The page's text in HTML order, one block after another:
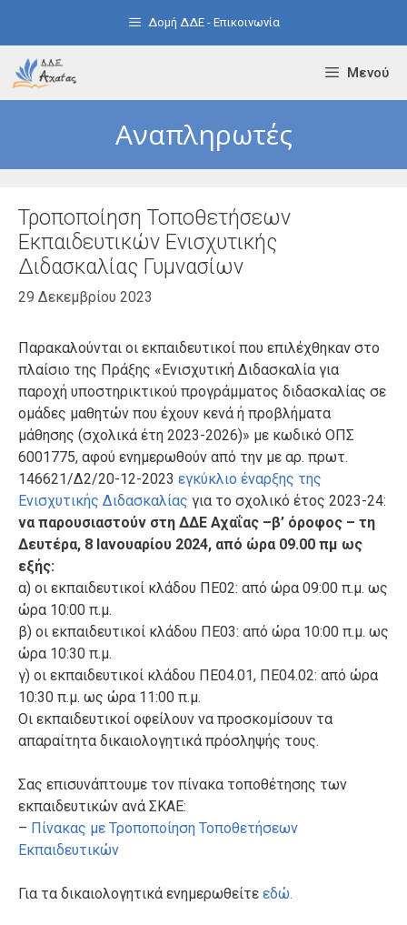
Δομή ΔΔΕ - Επικοινωνία
Μενού
Αναπληρωτές
Τροποποίηση Τοποθετήσεων
Εκπαιδευτικών Ενισχυτικής
Διδασκαλίας Γυμνασίων
29 Δεκεμβρίου 2023
Παρακαλούνται οι εκπαιδευτικοί που επιλέχθηκαν στο
πλαίσιο της Πράξης «Ενισχυτική Διδασκαλία για
παροχή υποστηρικτικού προγράμματος διδασκαλίας σε
ομάδες μαθητών που έχουν κενά ή προβλήματα
μάθησης (σχολικά έτη 2023-2026)» με κωδικό ΟΠΣ
6001775, αφού ενημερωθούν από την με αρ. πρωτ.
146621/Δ2/20-12-2023 εγκύκλιο έναρξης της
Ενισχυτικής Διδασκαλίας για το σχολικό έτος 2023-24:
να παρουσιαστούν στη ΔΔΕ Αχαΐας –β’ όροφος – τη
Δευτέρα, 8 Ιανουαρίου 2024, από ώρα 09.00 πμ ως
εξής:
α) οι εκπαιδευτικοί κλάδου ΠΕ02: από ώρα 09:00 π.μ. ως
ώρα 10:00 π.μ.
β) οι εκπαιδευτικοί κλάδου ΠΕ03: από ώρα 10:00 π.μ. ως
ώρα 10:30 π.μ.
γ) οι εκπαιδευτικοί κλάδου ΠΕ04.01, ΠΕ04.02: από ώρα
10:30 π.μ. ως ώρα 11:00 π.μ.
Οι εκπαιδευτικοί οφείλουν να προσκομίσουν τα
απαραίτητα δικαιολογητικά πρόσληψής τους.
Σας επισυνάπτουμε τον πίνακα τοποθέτησης των
εκπαιδευτικών ανά ΣΚΑΕ:
– Πίνακας με Τροποποίηση Τοποθετήσεων
Εκπαιδευτικών
Για τα δικαιολογητικά ενημερωθείτε εδώ.